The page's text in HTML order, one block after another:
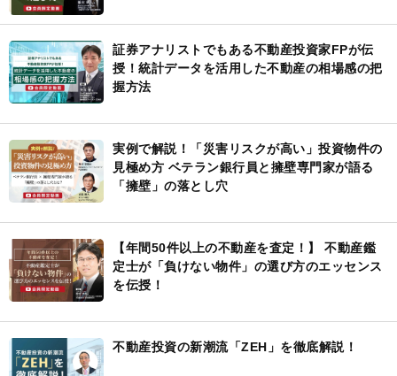
証券アナリストでもある不動産投資家FPが伝
授！統計データを活用した不動産の相場感の把
握方法
実例で解説！「災害リスクが高い」投資物件の
見極め方 ベテラン銀行員と擁壁専門家が語る
「擁壁」の落とし穴
【年間50件以上の不動産を査定！】 不動産鑑
定士が「負けない物件」の選び方のエッセンス
を伝授！
不動産投資の新潮流「ZEH」を徹底解説！